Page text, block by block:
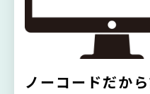
ノーコードだか